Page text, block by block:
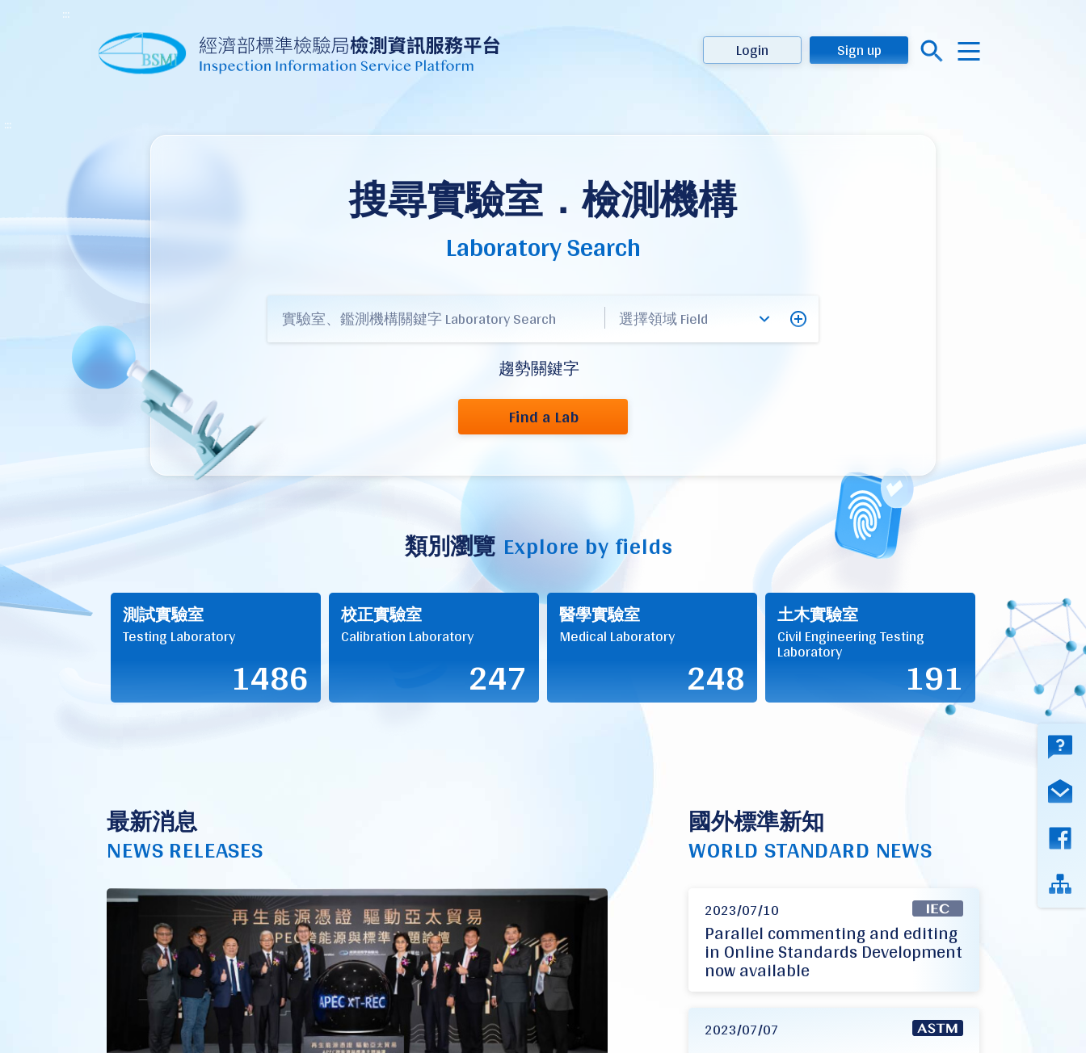
:::
Login Sign up
:::
搜尋實驗室．檢測機構
Laboratory Search
趨勢關鍵字
Find a Lab
類別瀏覽 Explore by fields
測試實驗室
Testing Laboratory
1486
校正實驗室
Calibration Laboratory
247
醫學實驗室
Medical Laboratory
248
土木實驗室
Civil Engineering Testing
Laboratory 191
最新消息
NEWS RELEASES
國外標準新知
WORLD STANDARD NEWS
2023/07/10
Parallel commenting and editing
in Online Standards Development
now available
2023/07/07